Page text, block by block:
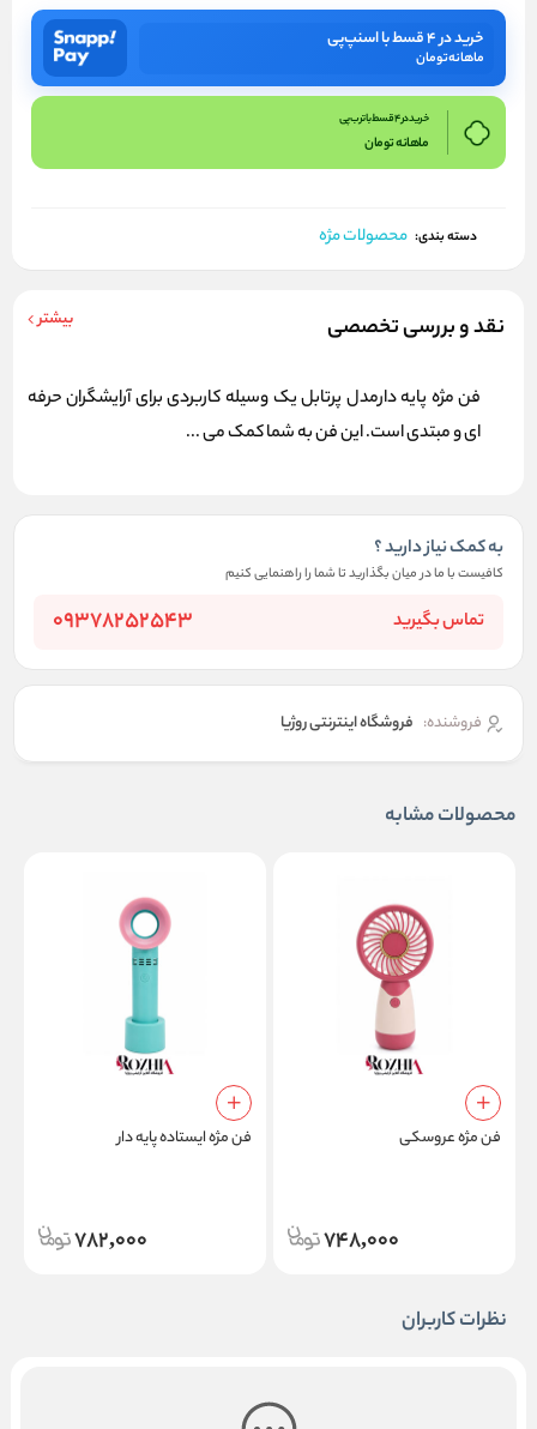
خرید در ۴ قسط با اسنپ‌پی
ماهانهتومان
خرید در 4 قسط با ترب پی
ماهانهتومان
دسته بندی: محصولات مژه
نقد و بررسی تخصصی بیشتر
فن مژه پایه دارمدل پرتابل یک وسیله کاربردی برای آرایشگران حرفه
ای و مبتدی است. این فن به شما کمک می ...
به کمک نیاز دارید ؟
کافیست با ما در میان بگذارید تا شما را راهنمایی کنیم
تماس بگیرید 09378252543
فروشنده: فروشگاه اینترنتی روژیا
محصولات مشابه
فن مژه عروسکی
748,000
فن مژه ایستاده پایه دار
782,000
نظرات کاربران